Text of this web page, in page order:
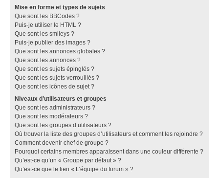
Mise en forme et types de sujets
Que sont les BBCodes ?
Puis-je utiliser le HTML ?
Que sont les smileys ?
Puis-je publier des images ?
Que sont les annonces globales ?
Que sont les annonces ?
Que sont les sujets épinglés ?
Que sont les sujets verrouillés ?
Que sont les icônes de sujet ?
Niveaux d’utilisateurs et groupes
Que sont les administrateurs ?
Que sont les modérateurs ?
Que sont les groupes d’utilisateurs ?
Où trouver la liste des groupes d’utilisateurs et comment les rejoindre ?
Comment devenir chef de groupe ?
Pourquoi certains membres apparaissent dans une couleur différente ?
Qu’est-ce qu’un « Groupe par défaut » ?
Qu’est-ce que le lien « L’équipe du forum » ?